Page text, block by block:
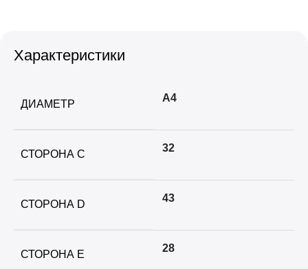
Характеристики
ДИАМЕТР
А4
СТОРОНА C
32
СТОРОНА D
43
СТОРОНА E
28